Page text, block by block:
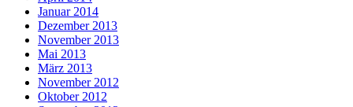
Januar 2014
Dezember 2013
November 2013
Mai 2013
März 2013
November 2012
Oktober 2012